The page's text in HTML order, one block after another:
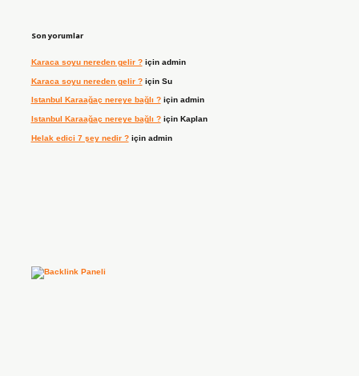
Son yorumlar
Karaca soyu nereden gelir ?için admin
Karaca soyu nereden gelir ?için Su
Istanbul Karaağaç nereye bağlı ?için admin
Istanbul Karaağaç nereye bağlı ?için Kaplan
Helak edici 7 şey nedir ?için admin